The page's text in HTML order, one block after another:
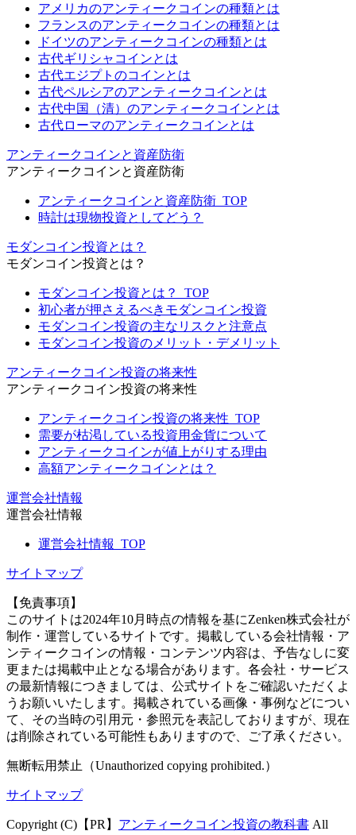
アメリカのアンティークコインの種類とは
フランスのアンティークコインの種類とは
ドイツのアンティークコインの種類とは
古代ギリシャコインとは
古代エジプトのコインとは
古代ペルシアのアンティークコインとは
古代中国（清）のアンティークコインとは
古代ローマのアンティークコインとは
アンティークコインと資産防衛
アンティークコインと資産防衛
アンティークコインと資産防衛_TOP
時計は現物投資としてどう？
モダンコイン投資とは？
モダンコイン投資とは？
モダンコイン投資とは？_TOP
初心者が押さえるべきモダンコイン投資
モダンコイン投資の主なリスクと注意点
モダンコイン投資のメリット・デメリット
アンティークコイン投資の将来性
アンティークコイン投資の将来性
アンティークコイン投資の将来性_TOP
需要が枯渇している投資用金貨について
アンティークコインが値上がりする理由
高額アンティークコインとは？
運営会社情報
運営会社情報
運営会社情報_TOP
サイトマップ
【免責事項】
このサイトは2024年10月時点の情報を基にZenken株式会社が
制作・運営しているサイトです。掲載している会社情報・ア
ンティークコインの情報・コンテンツ内容は、予告なしに変
更または掲載中止となる場合があります。各会社・サービス
の最新情報につきましては、公式サイトをご確認いただくよ
うお願いいたします。掲載されている画像・事例などについ
て、その当時の引用元・参照元を表記しておりますが、現在
は削除されている可能性もありますので、ご了承ください。
無断転用禁止（Unauthorized copying prohibited.）
サイトマップ
Copyright (C)【PR】 アンティークコイン投資の教科書 All